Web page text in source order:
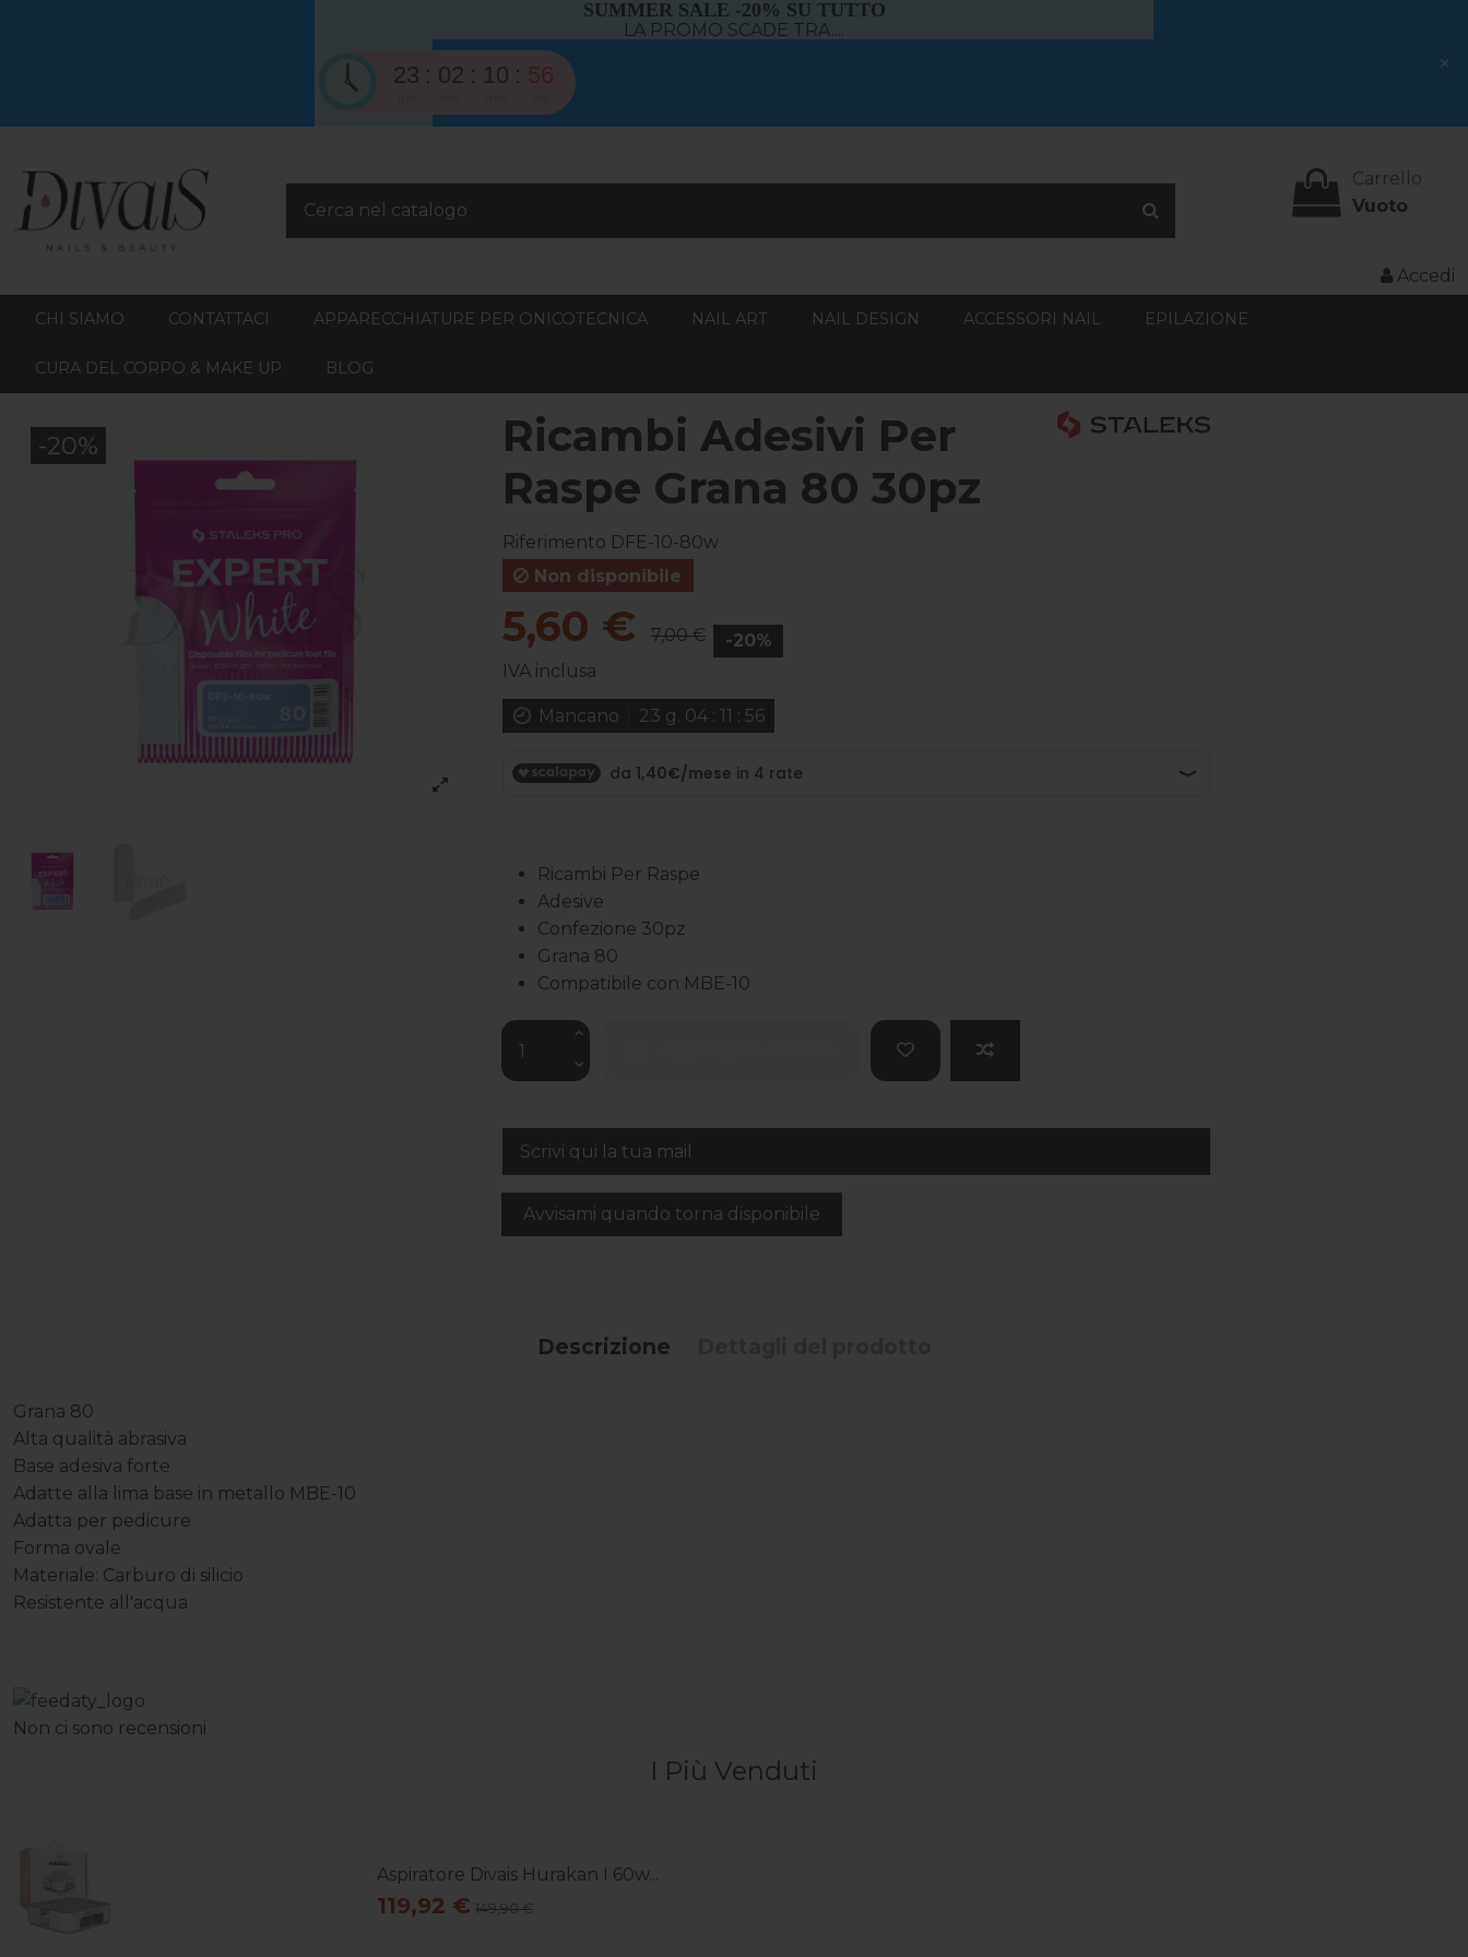
SUMMER SALE -20% SU TUTTO
LA PROMO SCADE TRA....
23 02 10 55 ×
Carrello
Vuoto
Accedi
CHI SIAMO CONTATTACI APPARECCHIATURE PER ONICOTECNICA NAIL ART NAIL DESIGN ACCESSORI NAIL EPILAZIONE
CURA DEL CORPO & MAKE UP BLOG
-20%
Ricambi Adesivi Per
Raspe Grana 80 30pz
Riferimento DFE-10-80w
Non disponibile
5,60 € 7,00 €
-20%
IVA inclusa
Mancano 23 g. 04: 11 : 55
Ricambi Per Raspe
Adesive
Confezione 30pz
Grana 80
Compatibile con MBE-10
Descrizione
Grana 80
Alta qualità abrasiva
Base adesiva forte
Adatte alla lima base in metallo MBE-10
Adatta per pedicure
Forma ovale
Materiale: Carburo di silicio
Resistente all'acqua
Non ci sono recensioni
I Più Venduti
Aspiratore Divais Hurakan I 60w...
119,92 € 149,90 €